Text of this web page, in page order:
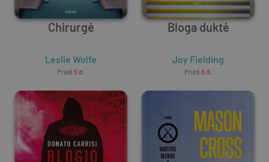
Chirurgė
Leslie Wolfe
Prieš 5 d.
Bloga duktė
Joy Fielding
Prieš 6 d.